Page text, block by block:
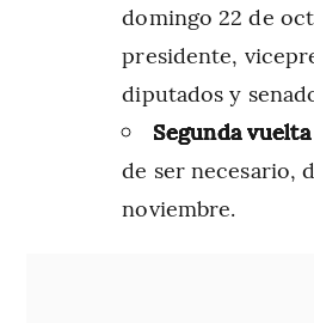
domingo 22 de
presidente,
diputados y
Segunda
de ser necesario,
noviembre.